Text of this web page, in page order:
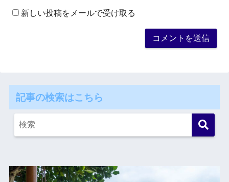
新しい投稿をメールで受け取る
記事の検索はこちら